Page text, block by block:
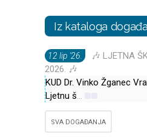
Iz kataloga
12 lip '26.
🎶 LJETNA
2026. 🎶
KUD Dr. Vinko Žganec
Ljetnu š...
SVA DOGAĐANJA